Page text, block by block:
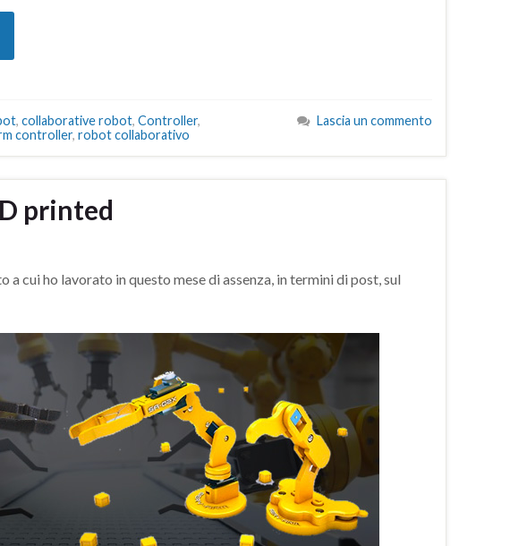
, collaborative robot, Controller,
controller, robot collaborativo
Lascia un commento
printed
cui ho lavorato in questo mese di assenza, in termini di post, sul